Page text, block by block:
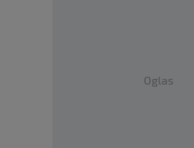
Oglas